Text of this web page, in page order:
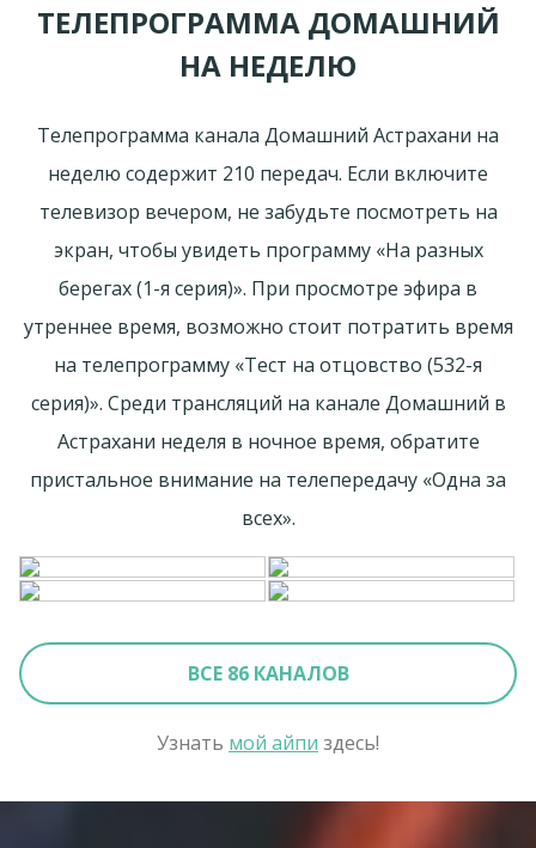
ТЕЛЕПРОГРАММА ДОМАШНИЙ
НА НЕДЕЛЮ
Телепрограмма канала Домашний Астрахани на
неделю содержит 210 передач. Если включите
телевизор вечером, не забудьте посмотреть на
экран, чтобы увидеть программу «На разных
берегах (1-я серия)». При просмотре эфира в
утреннее время, возможно стоит потратить время
на телепрограмму «Теcт на oтцовство (532-я
серия)». Среди трансляций на канале Домашний в
Астрахани неделя в ночное время, обратите
пристальное внимание на телепередачу «Одна за
всех».
ВСЕ 86 КАНАЛОВ
Узнать мой айпи здесь!